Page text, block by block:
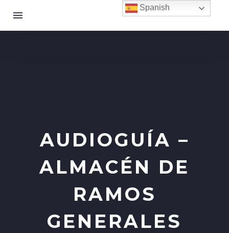
AUDIOGUÍA –
ALMACÉN DE
RAMOS
GENERALES
Spanish